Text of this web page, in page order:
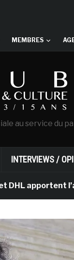
MEMBRES
au service du
INTERVIEWS /
l’art dans